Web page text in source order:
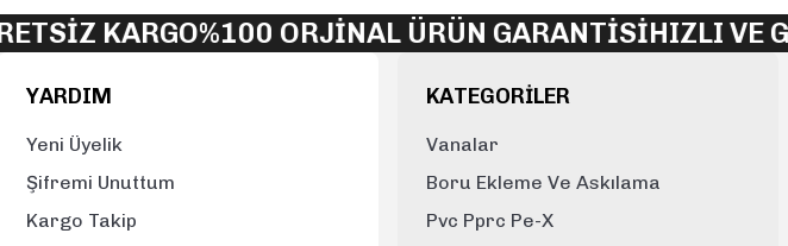
KARGO%100 ORJİNAL ÜRÜN GARANTİSİHIZLI VE
YARDIM
Yeni Üyelik
Şifremi Unuttum
Kargo Takip
KATEGORİLER
Vanalar
Boru Ekleme Ve Askılama
Pvc Pprc Pe-X